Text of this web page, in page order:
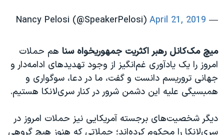
— Nancy Pelosi (@SpeakerPelosi)
April 21, 2019
میچ مک‌کانل رهبر اکثریت جمهوریخواه سنا هم حملات
امروز را یک یادآوری غم‌انگیز از وجود تهدیدهای ادامه‌دار و
جهانی تروریسم دانست و گفت، ما در دعا، سوگواری و
همبسیگی علیه این دشمن شرور در کنار سری‌لانکا هستیم.
دیگر شخصیت‌های برجسته آمریکایی نیز حملات امروز در